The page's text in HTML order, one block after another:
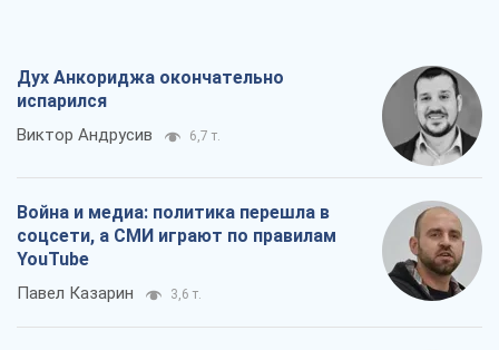
Дух Анкориджа окончательно
испарился
Виктор Андрусив 6,7 т.
Война и медиа: политика перешла в
соцсети, а СМИ играют по правилам
YouTube
Павел Казарин 3,6 т.